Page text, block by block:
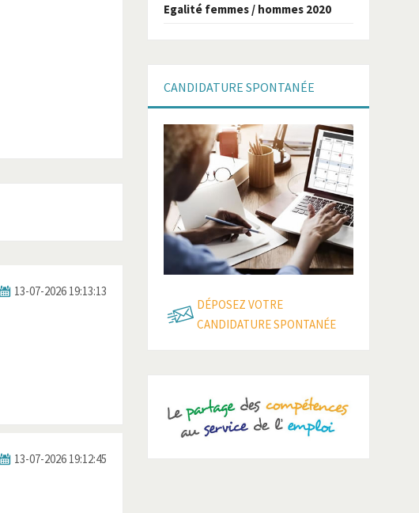
13-07-2026 19:13:13
13-07-2026 19:12:45
Lire la suite
Egalité femmes / hommes 2020
Lire la suite
CANDIDATURE SPONTANÉE
DÉPOSEZ VOTRE
CANDIDATURE SPONTANÉE